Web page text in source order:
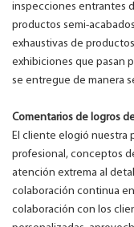
inspecciones entrantes
productos semi-
exhaustivas de
exhibiciones que pasan
se entregue de manera
Comentarios de logros
El cliente elogió nuestra
profesional, conceptos
atención extrema al
colaboración continua
colaboración con los